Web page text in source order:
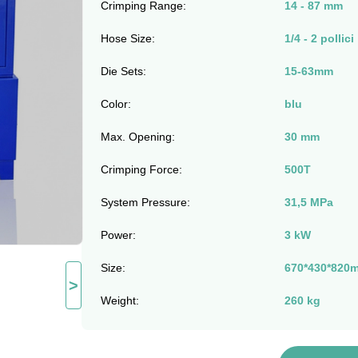
>
Crimping Range: 14 - 87 mm
Hose Size: 1/4 - 2 pollici
Die Sets: 15-63mm
Color: blu
Max. Opening: 30 mm
Crimping Force: 500T
System Pressure: 31,5 MPa
Power: 3 kW
Size:
Weight: 260 kg